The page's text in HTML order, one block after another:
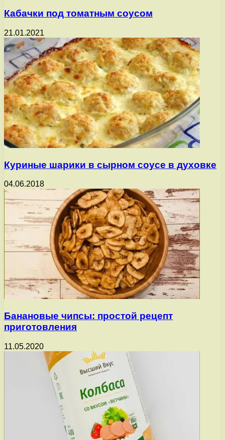
Кабачки под томатным соусом
21.01.2021
Куриные шарики в сырном соусе в духовке
04.06.2018
Банановые чипсы: простой рецепт
приготовления
11.05.2020